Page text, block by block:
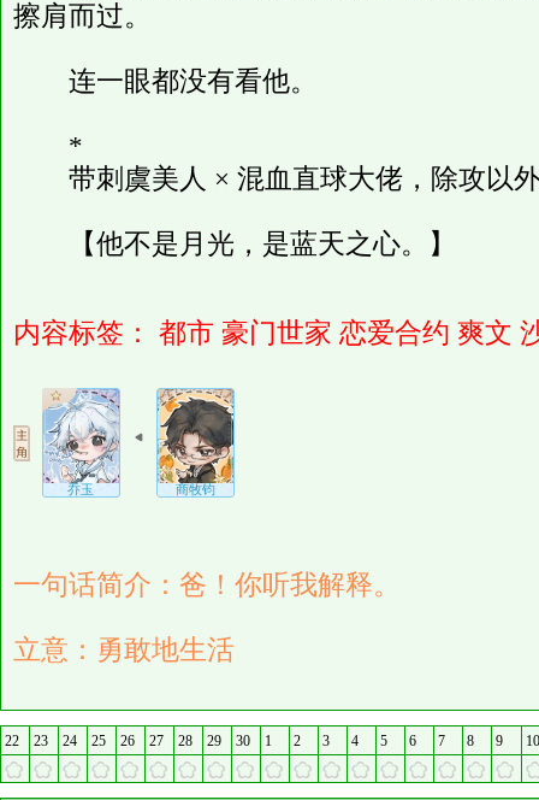
擦肩而过。
连一眼都没有看他。
*
带刺虞美人 × 混血直球大佬，除攻以
【他不是月光，是蓝天之心。】
内容标签： 都市 豪门世家 恋爱合约 爽文
乔玉 商牧钧
一句话简介：爸！你听我解释。
立意：勇敢地生活
22 23 24 25 26 27 28 29 30 1 2 3 4 5 6 7 8 9 10